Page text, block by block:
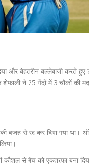
और बेहतरीन बल्लेबाजी करते हुए
शेफाली ने 25 गेंदों में 3 चौकों की
वजह से रद्द कर दिया गया था।
कौशल से मैच को एकतरफा बना